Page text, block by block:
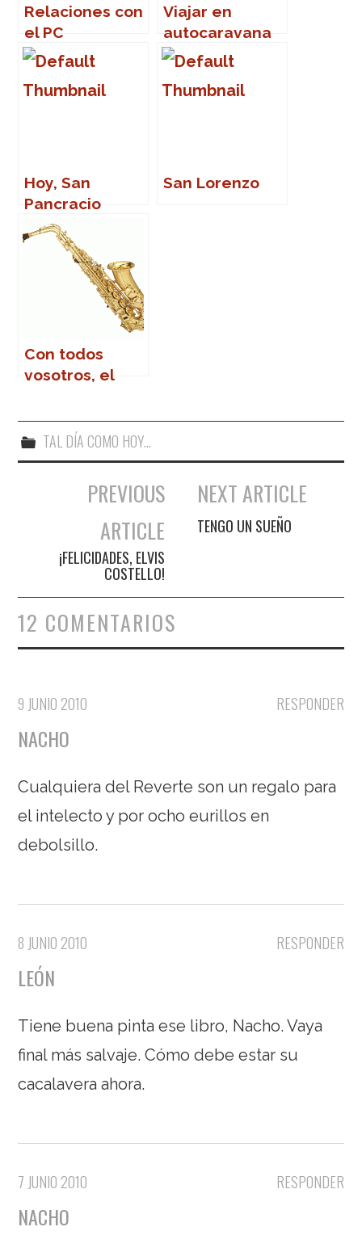
Relaciones con
el PC
Viajar en
autocaravana
Hoy, San
Pancracio
San Lorenzo
Con todos
vosotros, el
TAL DÍA COMO HOY...
Navegación de entradas
PREVIOUS
ARTICLE
¡FELICIDADES, ELVIS
COSTELLO!
NEXT ARTICLE
TENGO UN SUEÑO
12 COMENTARIOS
RESPONDER
9 JUNIO 2010
NACHO
Cualquiera del Reverte son un regalo para
el intelecto y por ocho eurillos en
debolsillo.
RESPONDER
8 JUNIO 2010
LEÓN
Tiene buena pinta ese libro, Nacho. Vaya
final más salvaje. Cómo debe estar su
cacalavera ahora.
RESPONDER
7 JUNIO 2010
NACHO